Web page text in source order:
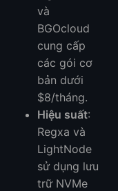
và
BGOcloud
cung cấp
các gói cơ
bản dưới
$8/tháng.
Hiệu suất:
Regxa và
LightNode
sử dụng lưu
trữ NVMe